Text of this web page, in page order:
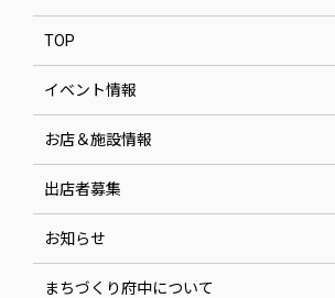
TOP
イベント情報
お店＆施設情報
出店者募集
お知らせ
まちづくり府中について